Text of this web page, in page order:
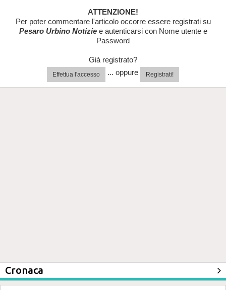
ATTENZIONE!
Per poter commentare l'articolo occorre essere registrati su
Pesaro Urbino Notiziee autenticarsi con Nome utente e
Password
Già registrato?
Effettua l'accesso ... oppure Registrati!
Cronaca